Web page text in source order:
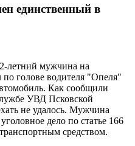
единственный в
летний мужчина на
голове водителя "Опеля"
Как сообщили
УВД Псковской
не удалось. Мужчина
дело по статье 166
средством.